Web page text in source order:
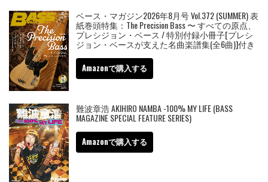
ベース・マガジン2026年8月号 Vol.372 (SUMMER) 表
紙巻頭特集：The Precision Bass 〜 すべての原点、
プレシジョン・ベース / 特別付録小冊子[プレシ
ジョン・ベースが支えた名曲楽譜集(全6曲)]付き
Amazonで購入する
難波章浩 AKIHIRO NAMBA -100% MY LIFE (BASS
MAGAZINE SPECIAL FEATURE SERIES)
Amazonで購入する